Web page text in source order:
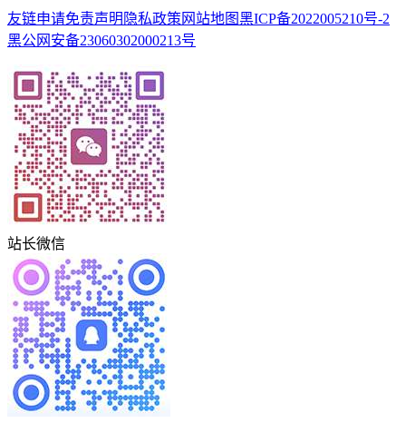
友链申请免责声明 隐私政策 网站地图黑ICP备2022005210号-2
黑公网安备23060302000213号
站长微信